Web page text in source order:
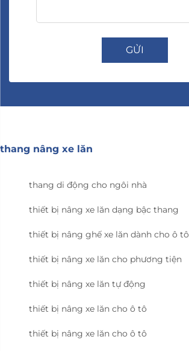
GỬI
thang nâng xe lăn
thang di động cho ngôi nhà
thiết bị nâng xe lăn dạng bậc thang
thiết bị nâng ghế xe lăn dành cho ô tô
thiết bị nâng xe lăn cho phương tiện
thiết bị nâng xe lăn tự động
thiết bị nâng xe lăn cho ô tô
thiết bị nâng xe lăn cho ô tô